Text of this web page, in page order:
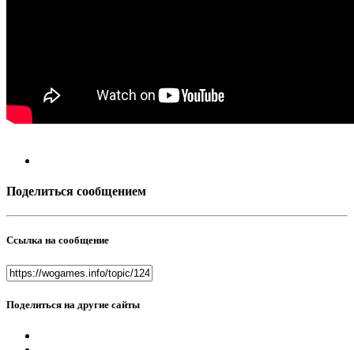
Поделиться сообщением
Ссылка на сообщение
Поделиться на другие сайты